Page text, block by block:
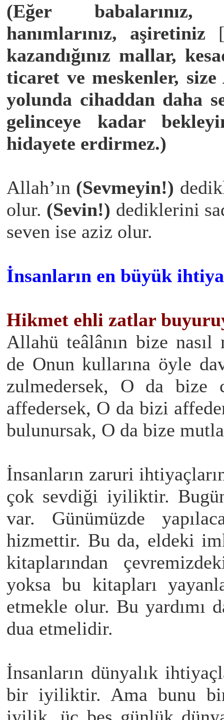
(Eğer babalarınız,
hanımlarınız, aşiretiniz
kazandığınız mallar,
ticaret ve meskenler,
yolunda cihaddan daha
gelinceye kadar
hidayete erdirmez.)
Allah’ın (Sevmeyin!)
olur. (Sevin!) dediklerini
seven ise aziz olur.
İnsanların en büyük
Hikmet ehli zatlar
Allahü teâlânın bize
de Onun kullarına öyle
zulmedersek, O da bize
affedersek, O da bizi
bulunursak, O da bize
İnsanların zaruri
çok sevdiği iyiliktir.
var. Günümüzde
hizmettir. Bu da, eldeki
kitaplarından
yoksa bu kitapları
etmekle olur. Bu yardımı
dua etmelidir.
İnsanların dünyalık
bir iyiliktir. Ama bunu